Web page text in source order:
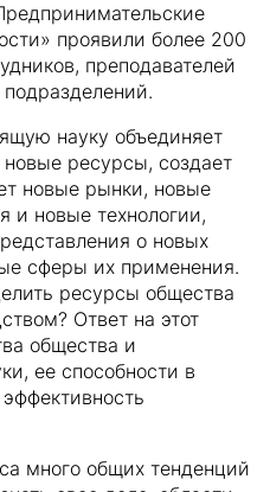
проявили более 200
преподавателей
науку объединяет
новые ресурсы, создает
новые рынки, новые
и новые технологии,
о новых
сферы их применения.
ресурсы общества
Ответ на этот
общества и
ее способности в
много общих тенденций